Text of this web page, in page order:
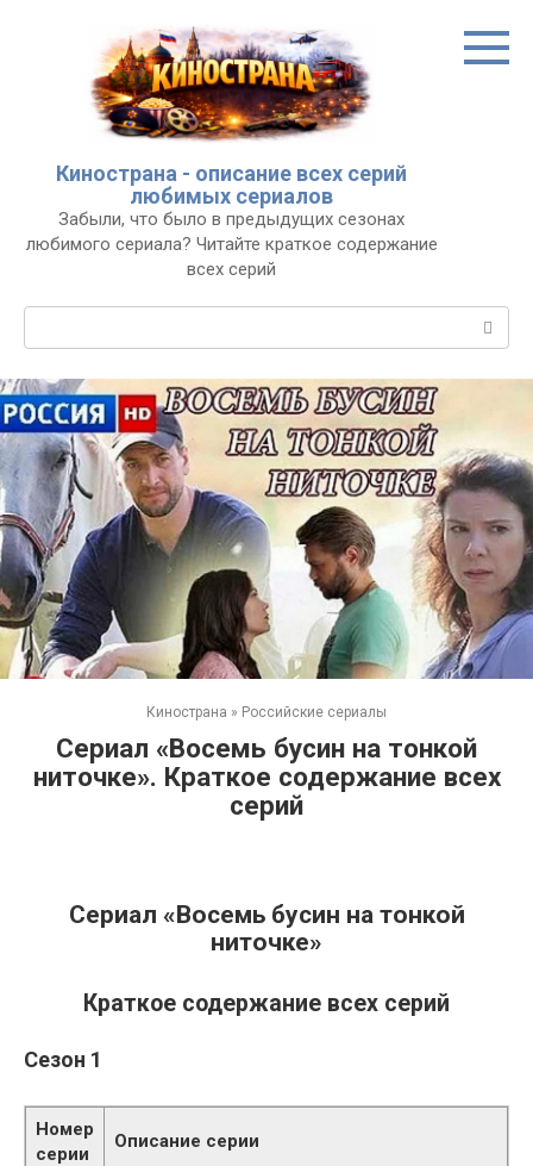
Кинострана - описание всех серий
любимых сериалов
Забыли, что было в предыдущих сезонах
любимого сериала? Читайте краткое содержание
всех серий
Кинострана » Российские сериалы
Сериал «Восемь бусин на тонкой
ниточке». Краткое содержание всех
серий
Сериал «Восемь бусин на тонкой
ниточке»
Краткое содержание всех серий
Сезон 1
Номер
серии
Описание серии